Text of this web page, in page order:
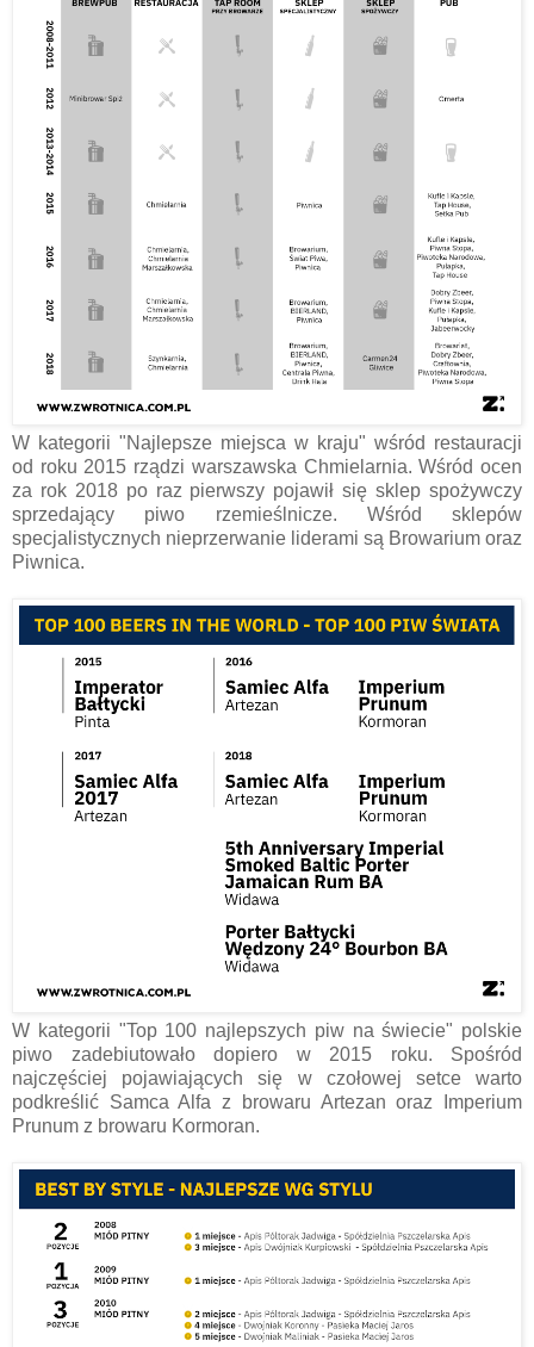
W kategorii "Najlepsze miejsca w kraju" wśród restauracji
od roku 2015 rządzi warszawska Chmielarnia. Wśród ocen
za rok 2018 po raz pierwszy pojawił się sklep spożywczy
sprzedający piwo rzemieślnicze. Wśród sklepów
specjalistycznych nieprzerwanie liderami są Browarium oraz
Piwnica.
W kategorii "Top 100 najlepszych piw na świecie" polskie
piwo zadebiutowało dopiero w 2015 roku. Spośród
najczęściej pojawiających się w czołowej setce warto
podkreślić Samca Alfa z browaru Artezan oraz Imperium
Prunum z browaru Kormoran.